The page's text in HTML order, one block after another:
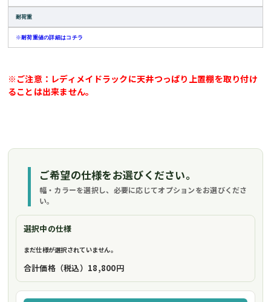
耐荷重
※耐荷重値の詳細はコチラ
※ご注意：レディメイドラックに天井つっぱり上置棚を取り付け
ることは出来ません。
ご希望の仕様をお選びください。
幅・カラーを選択し、必要に応じてオプションをお選びくださ
い。
選択中の仕様
まだ仕様が選択されていません。
合計価格（税込） 18,800円